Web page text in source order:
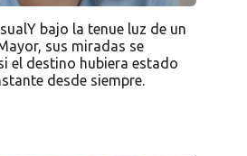
bajo la tenue luz de un
sus miradas se
el destino hubiera estado
desde siempre.